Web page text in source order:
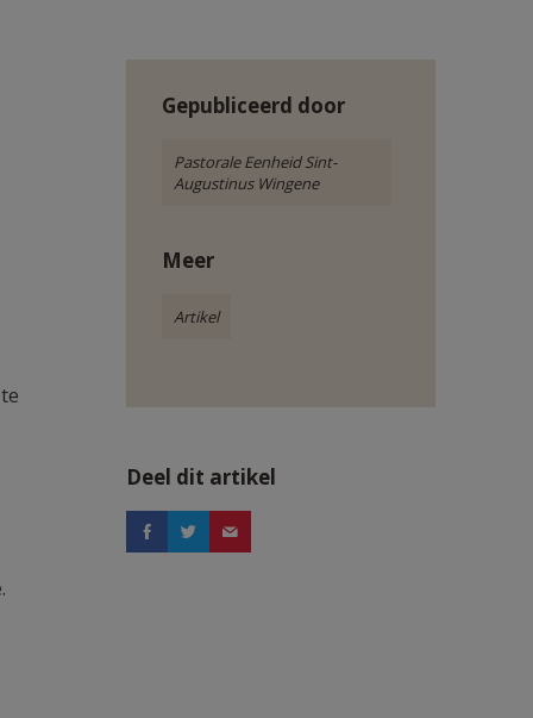
Gepubliceerd door
Pastorale Eenheid Sint-
Augustinus Wingene
Meer
Artikel
Deel dit artikel